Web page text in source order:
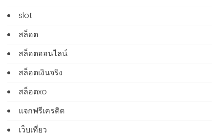
slot
สล็อต
สล็อตออนไลน์
สล็อตเงินจริง
สล็อตxo
แจกฟรีเครดิต
เว็บเที่ยว